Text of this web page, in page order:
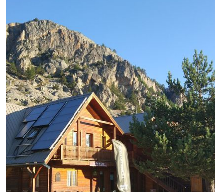
ORGANISER SON SÉJOUR
RECHERCHER
FR
GB
IT